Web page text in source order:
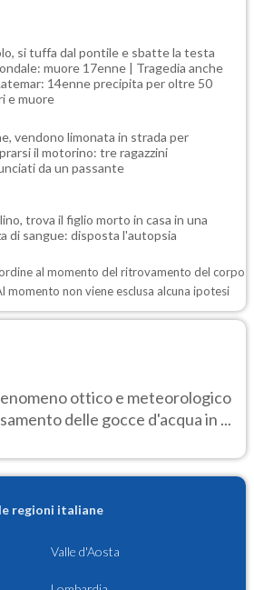
si tuffa dal pontile e sbatte la testa
muore 17enne | Tragedia anche
14enne precipita per oltre 50
e muore
vendono limonata in strada per
il motorino: tre ragazzini
da un passante
trova il figlio morto in casa in una
di sangue: disposta l'autopsia
al momento del ritrovamento del corpo
momento non viene esclusa alcuna ipotesi
ottico e meteorologico
delle gocce d'acqua in ...
regioni italiane
Valle d'Aosta